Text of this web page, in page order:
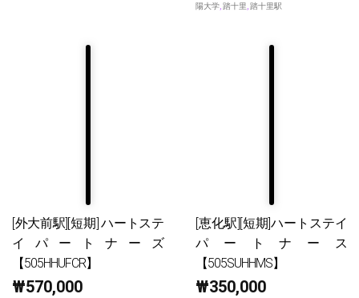
陽大学,踏十里,踏十里駅
[外大前駅][短期] ハートステ
イパートナーズ
【505HHUFCR】
₩570,000
[恵化駅][短期]ハートステイ
パートナース
【505SUHHMS】
₩350,000